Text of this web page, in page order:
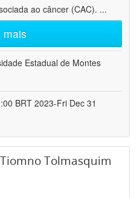
ao câncer (CAC). ...
mais
Estadual de Montes
BRT 2023-Fri Dec 31
Tolmasquim